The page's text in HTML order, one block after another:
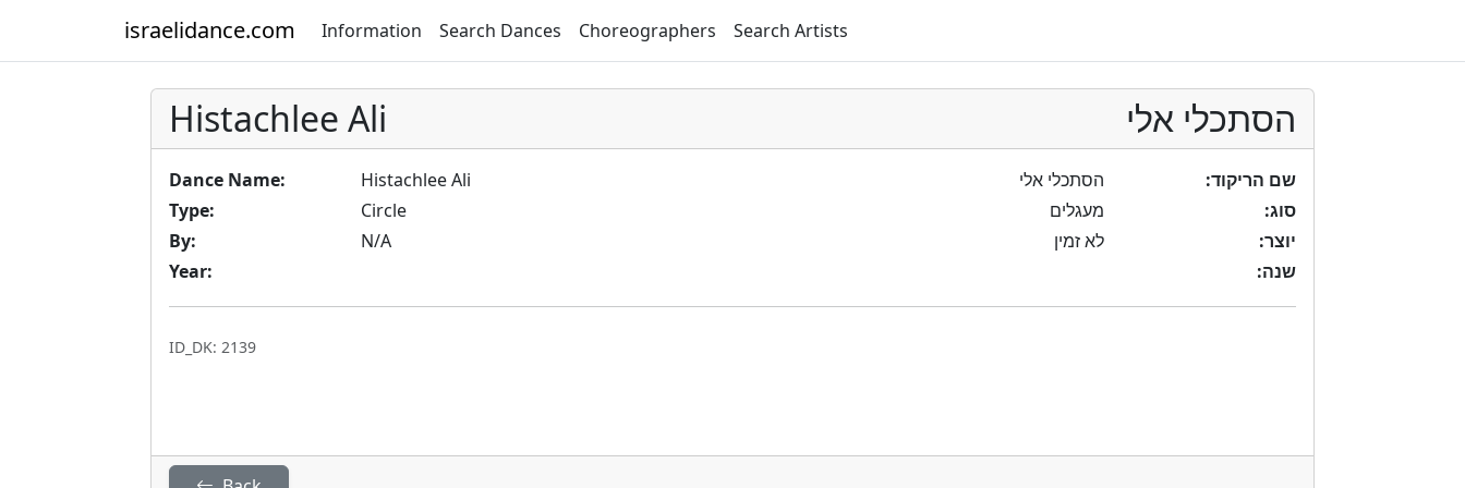
israelidance.com Information Search Dances Choreographers Search Artists
Histachlee Ali הסתכלי אלי
Dance Name:
Histachlee Ali
Type:
Circle
By:
N/A
Year:
שם הריקוד:
הסתכלי אלי
סוג:
מעגלים
יוצר:
לא זמין
שנה:
ID_DK: 2139